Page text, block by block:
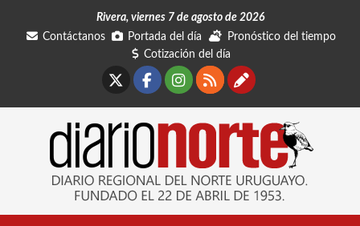
Rivera, viernes 7 de agosto de 2026
Contáctanos
Portada del día
Pronóstico del tiempo
Cotización del día
Facebook
Instagram
RSSContáctanos